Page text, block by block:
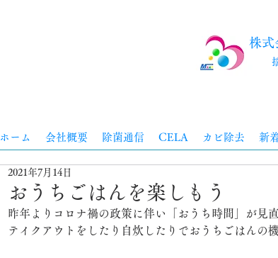
株式
ホーム 会社概要 除菌通信 CELA カビ除去 新
おうちごはんを楽しもう
2021年7月14日
昨年よりコロナ禍の政策に伴い「おうち時間」が見
テイクアウトをしたり自炊したりでおうちごはんの